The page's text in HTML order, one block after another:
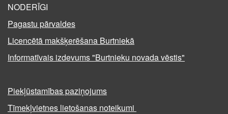
NODERĪGI
Pagastu pārvaldes
Licencētā makšķerēšana Burtniekā
Informatīvais izdevums "Burtnieku novada vēstis"
Piekļūstamības paziņojums
Tīmekļvietnes lietošanas noteikumi